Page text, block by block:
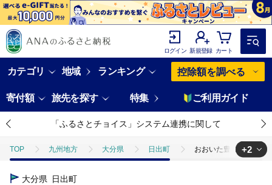
ログイン 新規登録 カート
カテゴリ 地域 ランキング 控除額を調べる
寄付額 旅先を探す 特集 ご利用ガイド
「ふるさとチョイス」システム連携に関して
TOP 九州地方 大分県 日出町 おおいた豊後牛切り落
TOP
+2
大分県 日出町